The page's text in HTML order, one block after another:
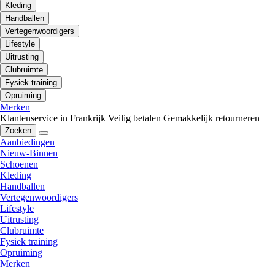
Kleding
Handballen
Vertegenwoordigers
Lifestyle
Uitrusting
Clubruimte
Fysiek training
Opruiming
Merken
Klantenservice in Frankrijk Veilig betalen Gemakkelijk retourneren
Zoeken
Aanbiedingen
Nieuw-Binnen
Schoenen
Kleding
Handballen
Vertegenwoordigers
Lifestyle
Uitrusting
Clubruimte
Fysiek training
Opruiming
Merken